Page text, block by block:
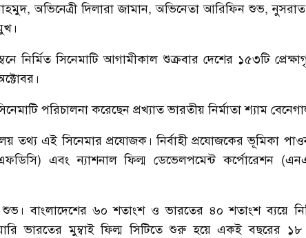
অভিনেত্রী দিলারা জামান, অভিনেতা আরিফিন শুভ, নুসরাত
নির্মিত সিনেমাটি আগামীকাল শুক্রবার দেশের ১৫৩টি
পরিচালনা করেছেন প্রখ্যাত ভারতীয় নির্মাতা শ্যাম
তথ্য এই সিনেমার প্রযোজক। নির্বাহী প্রযোজকের ভূমিকা
এবং ন্যাশনাল ফিল্ম ডেভেলপমেন্ট কর্পোরেশন
শুভ। বাংলাদেশের ৬০ শতাংশ ও ভারতের ৪০ শতাংশ ব্যয়ে
ভারতের মুম্বাই ফিল্ম সিটিতে শুরু হয়ে একই বছরের ১৮